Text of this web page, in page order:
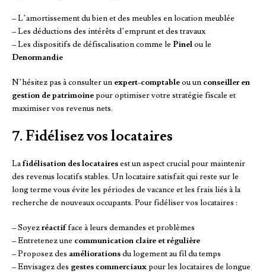
– L’amortissement du bien et des meubles en location meublée
– Les déductions des intérêts d’emprunt et des travaux
– Les dispositifs de défiscalisation comme le Pinelou le
Denormandie
N’hésitez pas à consulter un expert-comptableou un conseiller en
gestion de patrimoinepour optimiser votre stratégie fiscale et
maximiser vos revenus nets.
7. Fidélisez vos locataires
Lafidélisation des locatairesest un aspect crucial pour maintenir
des revenus locatifs stables. Un locataire satisfait qui reste sur le
long terme vous évite les périodes de vacance et les frais liés à la
recherche de nouveaux occupants. Pour fidéliser vos locataires :
– Soyezréactifface à leurs demandes et problèmes
– Entretenez une communication claire et régulière
– Proposez des améliorationsdu logement au fil du temps
– Envisagez des gestes commerciauxpour les locataires de longue